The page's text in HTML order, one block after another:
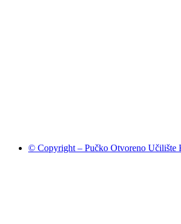
© Copyright – Pučko Otvoreno Učilište